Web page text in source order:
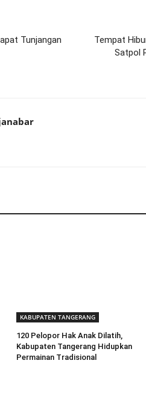
Tunjangan
Tempat
Satpol
KABUPATEN TANGERANG
120 Pelopor Hak Anak Dilatih,
Kabupaten Tangerang Hidupkan
Permainan Tradisional